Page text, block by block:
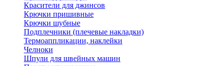
Красители для джинсов
Крючки пришивные
Крючки шубные
Подплечники (плечевые накладки)
Термоаппликации, наклейки
Челноки
Шпули для швейных машин